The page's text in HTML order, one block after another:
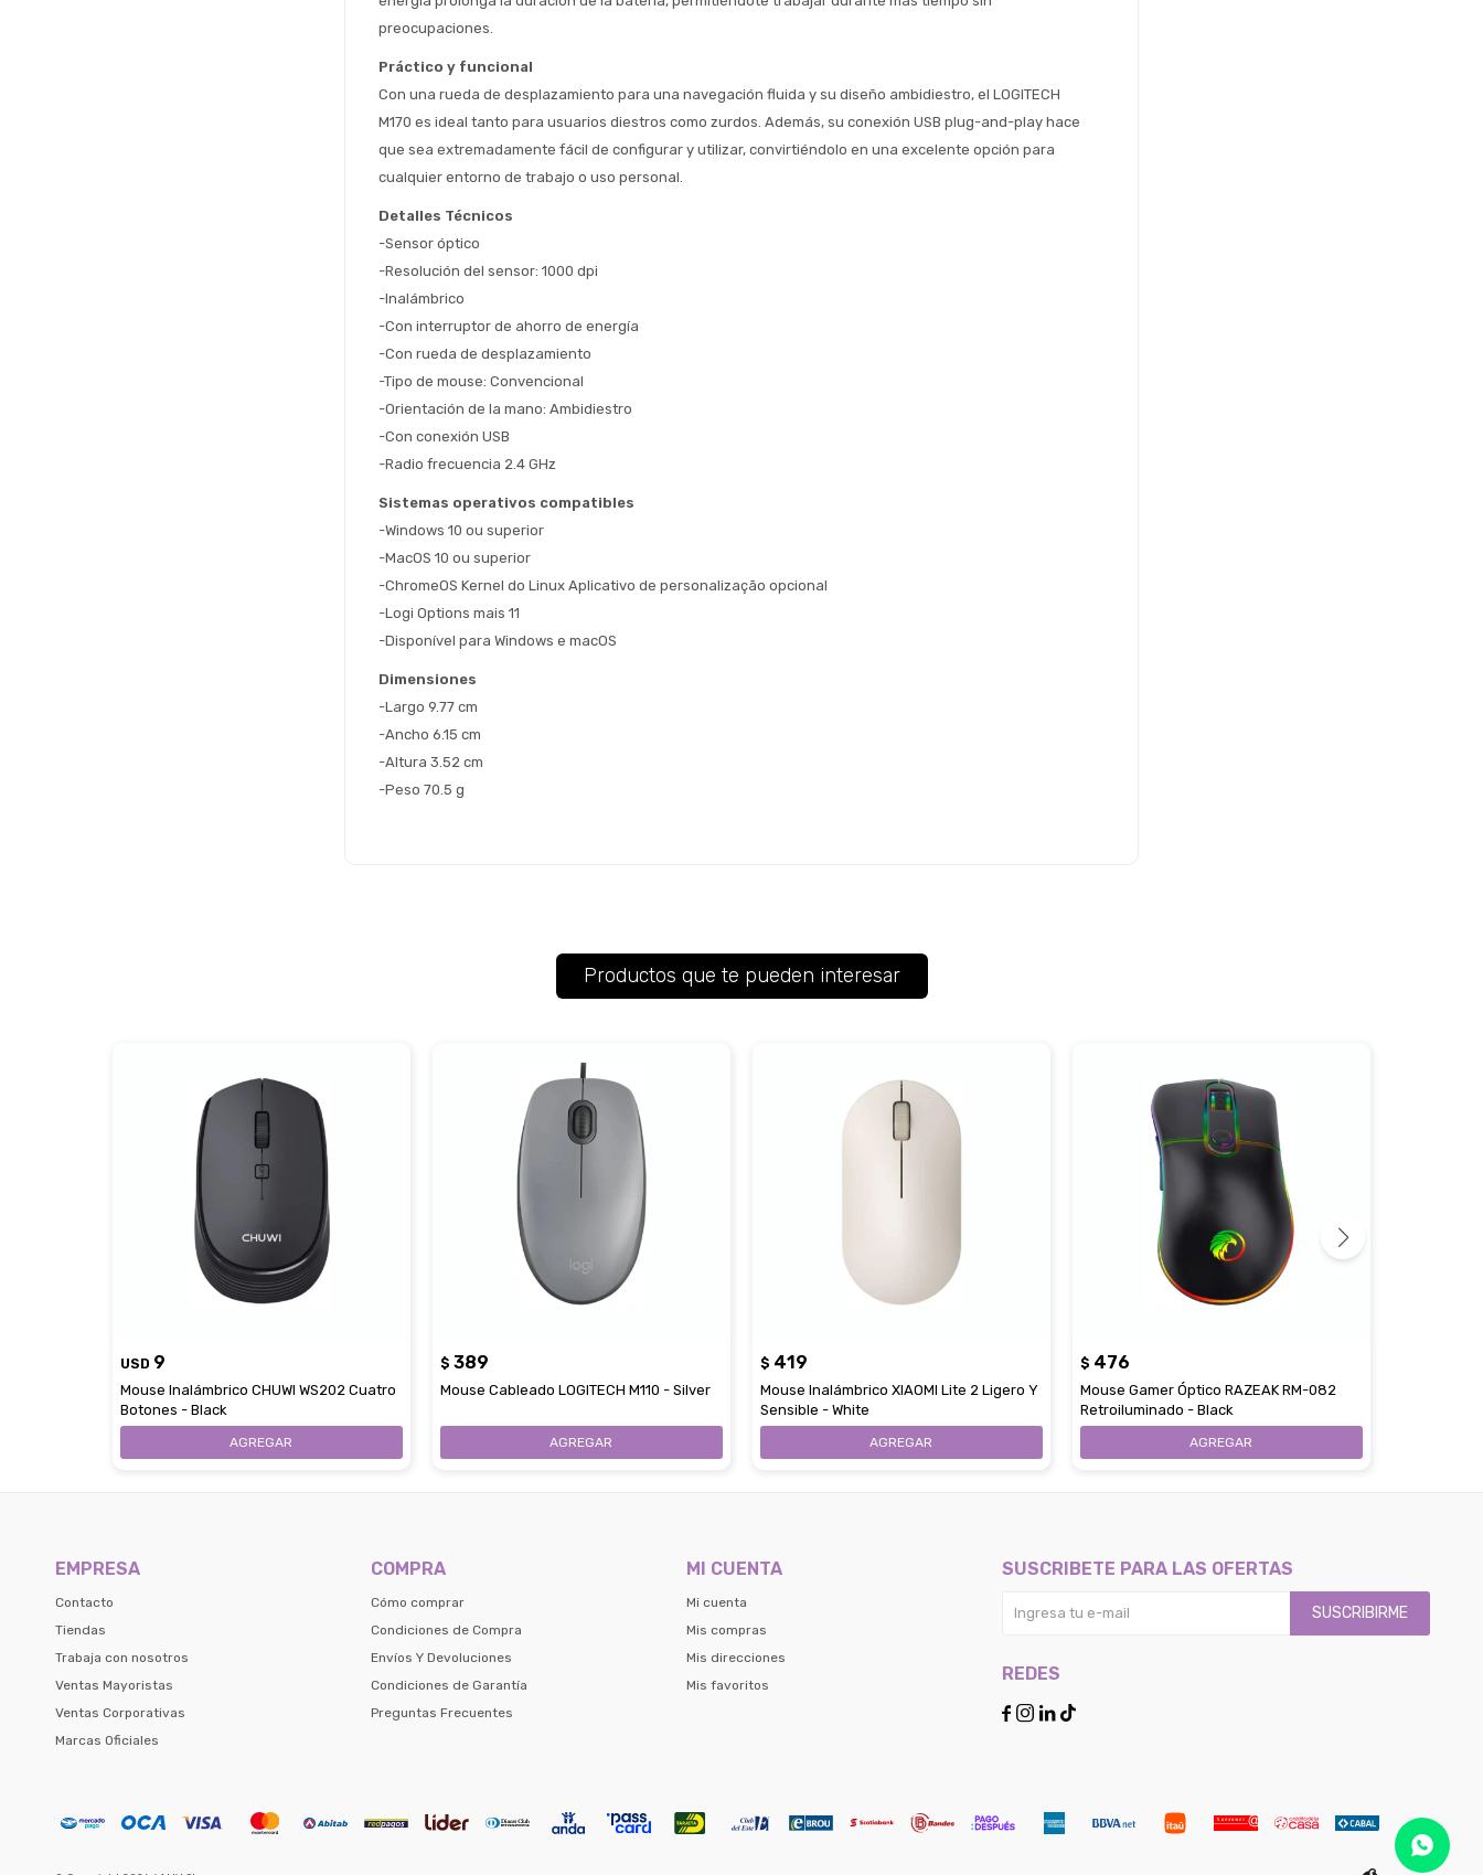
preocupaciones.
Práctico y funcional
Con una rueda de desplazamiento para una navegación fluida y su diseño ambidiestro, el LOGITECH
M170 es ideal tanto para usuarios diestros como zurdos. Además, su conexión USB plug-and-play hace
que sea extremadamente fácil de configurar y utilizar, convirtiéndolo en una excelente opción para
cualquier entorno de trabajo o uso personal.
Detalles Técnicos
-Sensor óptico
-Resolución del sensor: 1000 dpi
-Inalámbrico
-Con interruptor de ahorro de energía
-Con rueda de desplazamiento
-Tipo de mouse: Convencional
-Orientación de la mano: Ambidiestro
-Con conexión USB
-Radio frecuencia 2.4 GHz
Sistemas operativos compatibles
-Windows 10 ou superior
-MacOS 10 ou superior
-ChromeOS Kernel do Linux Aplicativo de personalização opcional
-Logi Options mais 11
-Disponível para Windows e macOS
Dimensiones
-Largo 9.77 cm
-Ancho 6.15 cm
-Altura 3.52 cm
-Peso 70.5 g
Productos que te pueden interesar
USD 9
Mouse Inalámbrico CHUWI WS202 Cuatro
Botones - Black
$ 389
Mouse Cableado LOGITECH M110 - Silver
$ 419
Mouse Inalámbrico XIAOMI Lite 2 Ligero Y
Sensible - White
$ 476
Mouse Gamer Óptico RAZEAK RM-082
Retroiluminado - Black
EMPRESA
Contacto
Tiendas
Trabaja con nosotros
Ventas Mayoristas
Ventas Corporativas
Marcas Oficiales
COMPRA
Cómo comprar
Condiciones de Compra
Envíos Y Devoluciones
Condiciones de Garantía
Preguntas Frecuentes
MI CUENTA
Mi cuenta
Mis compras
Mis direcciones
Mis favoritos
SUSCRIBETE PARA LAS OFERTAS
SUSCRIBIRME
REDES
   
Comprá ahora y Pagá
Después, hasta en 12
cuotas y sin tocar tu
tarjeta de crédito
Cédula de identidad
Celular
Estás calificado para comprar usando Pago
Después.